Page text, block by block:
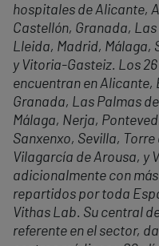
hospitales de Alicante,
Castellón, Granada,
Lleida, Madrid, Málaga,
y Vitoria-Gasteiz. Los
encuentran en Alicante,
Granada, Las Palmas
Málaga, Nerja,
Sanxenxo, Sevilla,
Vilagarcía de Arousa, y
adicionalmente con
repartidos por toda
Vithas Lab. Su central
referente en el sector,